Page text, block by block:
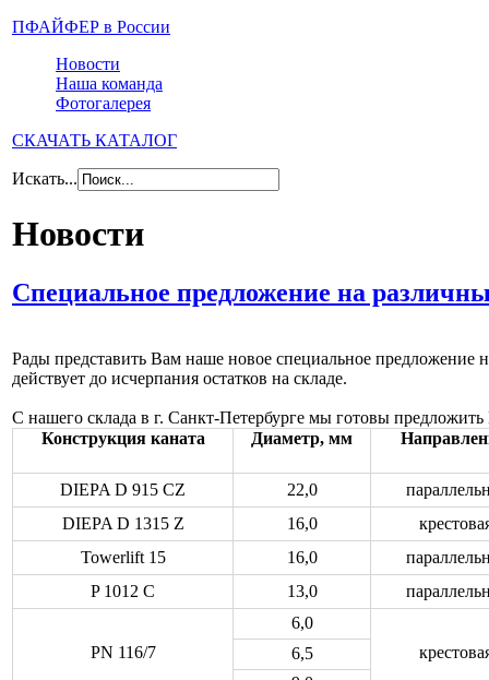
ПФАЙФЕР в России
Новости
Наша команда
Фотогалерея
СКАЧАТЬ КАТАЛОГ
Искать...
Новости
Специальное предложение на
Рады представить Вам наше новое специальное предложение
действует до исчерпания остатков на складе.
С нашего склада в г. Санкт-Петербурге мы готовы
Конструкция каната
Диаметр, мм
DIEPA D 915 CZ 22,0
DIEPA D 1315 Z
16,0
Towerlift 15
16,0
P 1012 C
13,0
PN 116/7
6,0
6,5